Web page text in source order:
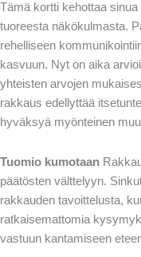
Tämä kortti kehottaa
tuoreesta näkökulmasta.
rehelliseen
kasvuun. Nyt on aika
yhteisten arvojen
rakkaus edellyttää
hyväksyä myönteinen
Tuomio kumotaan
päätösten välttelyyn.
rakkauden tavoittelusta,
ratkaisemattomia
vastuun kantamiseen